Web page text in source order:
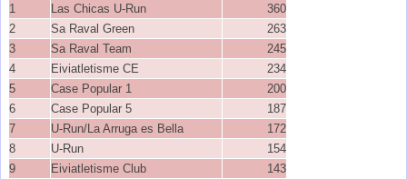
1
Las Chicas U-Run
360
2
Sa Raval Green
263
3
Sa Raval Team
245
4
Eiviatletisme CE
234
5
Case Popular 1
200
6
Case Popular 5
187
7
U-Run/La Arruga es Bella
172
8
U-Run
154
9
Eiviatletisme Club
143